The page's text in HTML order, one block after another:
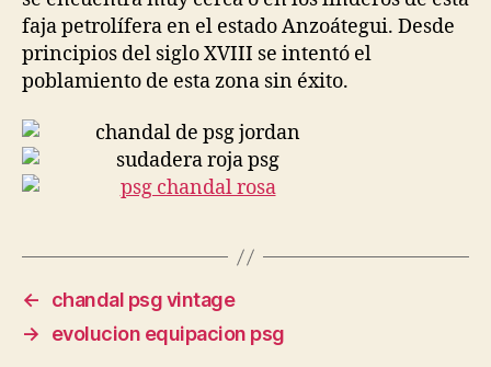
faja petrolífera en el estado Anzoátegui. Desde
principios del siglo XVIII se intentó el
poblamiento de esta zona sin éxito.
←
chandal psg vintage
→
evolucion equipacion psg